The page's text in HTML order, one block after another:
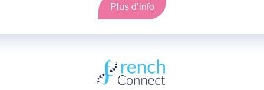
Plus d’info